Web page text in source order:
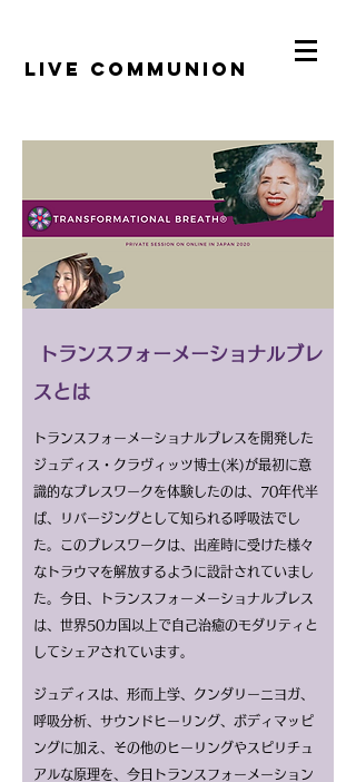
​LiVE COMMUNION
トランスフォーメーショナルブレ
スとは
トランスフォーメーショナルブレスを開発した
ジュディス・クラヴィッツ博士(米)が最初に意
識的なブレスワークを体験したのは、70年代半
ば、リバージングとして知られる呼吸法でし
た。このブレスワークは、出産時に受けた様々
なトラウマを解放するように設計されていまし
た。今日、トランスフォーメーショナルブレス
は、世界50カ国以上で自己治癒のモダリティと
してシェアされています。
ジュディスは、形而上学、クンダリーニヨガ、
呼吸分析、サウンドヒーリング、ボディマッピ
ングに加え、その他のヒーリングやスピリチュ
アルな原理を、今日トランスフォーメーション